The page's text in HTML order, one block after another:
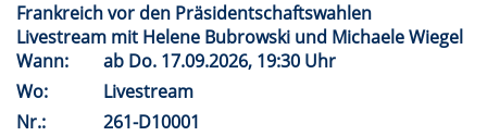
Frankreich vor den Präsidentschaftswahlen
Livestream mit Helene Bubrowski und Michaele Wiegel
Wann:
ab Do. 17.09.2026, 19:30 Uhr
Wo:
Livestream
Nr.:
261-D10001